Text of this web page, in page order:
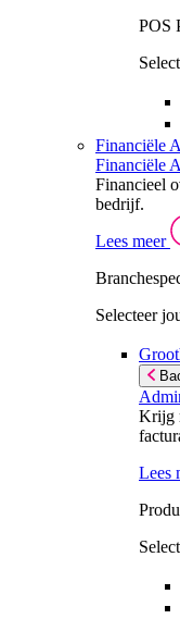
POS
Financiële
Financiële
Financieel
bedrijf.
Lees meer
Selecteer
Krijg
Lees